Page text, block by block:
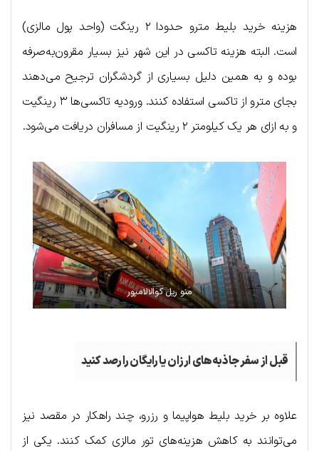
هزینه خرید بلیط مترو حدودا ۲ رینگت (واحد پول مالزی)
است. البته هزینه تاکسی در این شهر نیز بسیار مقرون‌به‌صرفه
بوده و به همین دلیل بسیاری از گردشگران ترجیح می‌دهند
بجای مترو از تاکسی استفاده کنند. ورودیه تاکسی‌ها ۳ رینگیت
و به ازای هر یک کیلومتر ۲ رینگیت از مسافران دریافت می‌شود.
منو ریل کوالالامپور
قبل از سفر جاذبه‌های ارزان یا رایگان را رصد کنید
علاوه بر خرید بلیط هواپیما و رزرو، چند راهکار در مقصد نیز
می‌توانند به کاهش هزینه‌های تور مالزی کمک کنند. یکی از